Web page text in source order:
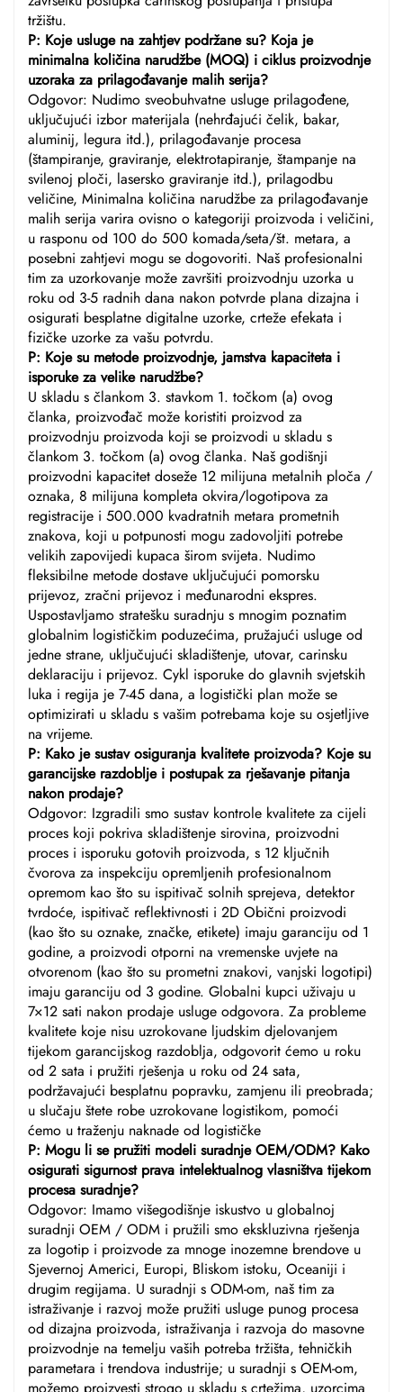
tržištu.
P: Koje usluge na zahtjev podržane su? Koja je
minimalna količina narudžbe (MOQ) i ciklus proizvodnje
uzoraka za prilagođavanje malih serija?
Odgovor: Nudimo sveobuhvatne usluge prilagođene,
uključujući izbor materijala (nehrđajući čelik, bakar,
aluminij, legura itd.), prilagođavanje procesa
(štampiranje, graviranje, elektrotapiranje, štampanje na
svilenoj ploči, lasersko graviranje itd.), prilagodbu
veličine, Minimalna količina narudžbe za prilagođavanje
malih serija varira ovisno o kategoriji proizvoda i veličini,
u rasponu od 100 do 500 komada/seta/št. metara, a
posebni zahtjevi mogu se dogovoriti. Naš profesionalni
tim za uzorkovanje može završiti proizvodnju uzorka u
roku od 3-5 radnih dana nakon potvrde plana dizajna i
osigurati besplatne digitalne uzorke, crteže efekata i
fizičke uzorke za vašu potvrdu.
P: Koje su metode proizvodnje, jamstva kapaciteta i
isporuke za velike narudžbe?
U skladu s člankom 3. stavkom 1. točkom (a) ovog
članka, proizvođač može koristiti proizvod za
proizvodnju proizvoda koji se proizvodi u skladu s
člankom 3. točkom (a) ovog članka. Naš godišnji
proizvodni kapacitet doseže 12 milijuna metalnih ploča /
oznaka, 8 milijuna kompleta okvira/logotipova za
registracije i 500.000 kvadratnih metara prometnih
znakova, koji u potpunosti mogu zadovoljiti potrebe
velikih zapovijedi kupaca širom svijeta. Nudimo
fleksibilne metode dostave uključujući pomorsku
prijevoz, zračni prijevoz i međunarodni ekspres.
Uspostavljamo stratešku suradnju s mnogim poznatim
globalnim logističkim poduzećima, pružajući usluge od
jedne strane, uključujući skladištenje, utovar, carinsku
deklaraciju i prijevoz. Cykl isporuke do glavnih svjetskih
luka i regija je 7-45 dana, a logistički plan može se
optimizirati u skladu s vašim potrebama koje su osjetljive
na vrijeme.
P: Kako je sustav osiguranja kvalitete proizvoda? Koje su
garancijske razdoblje i postupak za rješavanje pitanja
nakon prodaje?
Odgovor: Izgradili smo sustav kontrole kvalitete za cijeli
proces koji pokriva skladištenje sirovina, proizvodni
proces i isporuku gotovih proizvoda, s 12 ključnih
čvorova za inspekciju opremljenih profesionalnom
opremom kao što su ispitivač solnih sprejeva, detektor
tvrdoće, ispitivač reflektivnosti i 2D Obični proizvodi
(kao što su oznake, značke, etikete) imaju garanciju od 1
godine, a proizvodi otporni na vremenske uvjete na
otvorenom (kao što su prometni znakovi, vanjski logotipi)
imaju garanciju od 3 godine. Globalni kupci uživaju u
7×12 sati nakon prodaje usluge odgovora. Za probleme
kvalitete koje nisu uzrokovane ljudskim djelovanjem
tijekom garancijskog razdoblja, odgovorit ćemo u roku
od 2 sata i pružiti rješenja u roku od 24 sata,
podržavajući besplatnu popravku, zamjenu ili preobrada;
u slučaju štete robe uzrokovane logistikom, pomoći
ćemo u traženju naknade od logističke
P: Mogu li se pružiti modeli suradnje OEM/ODM? Kako
osigurati sigurnost prava intelektualnog vlasništva tijekom
procesa suradnje?
Odgovor: Imamo višegodišnje iskustvo u globalnoj
suradnji OEM / ODM i pružili smo ekskluzivna rješenja
za logotip i proizvode za mnoge inozemne brendove u
Sjevernoj Americi, Europi, Bliskom istoku, Oceaniji i
drugim regijama. U suradnji s ODM-om, naš tim za
istraživanje i razvoj može pružiti usluge punog procesa
od dizajna proizvoda, istraživanja i razvoja do masovne
proizvodnje na temelju vaših potreba tržišta, tehničkih
parametara i trendova industrije; u suradnji s OEM-om,
možemo proizvesti strogo u skladu s crtežima, uzorcima